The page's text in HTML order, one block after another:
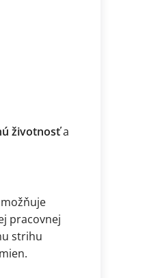
životnosťa
pracovnej
strihu